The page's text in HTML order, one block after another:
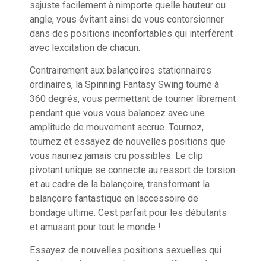
sajuste facilement à nimporte quelle hauteur ou
angle, vous évitant ainsi de vous contorsionner
dans des positions inconfortables qui interfèrent
avec lexcitation de chacun.
Contrairement aux balançoires stationnaires
ordinaires, la Spinning Fantasy Swing tourne à
360 degrés, vous permettant de tourner librement
pendant que vous vous balancez avec une
amplitude de mouvement accrue. Tournez,
tournez et essayez de nouvelles positions que
vous nauriez jamais cru possibles. Le clip
pivotant unique se connecte au ressort de torsion
et au cadre de la balançoire, transformant la
balançoire fantastique en laccessoire de
bondage ultime. Cest parfait pour les débutants
et amusant pour tout le monde !
Essayez de nouvelles positions sexuelles qui